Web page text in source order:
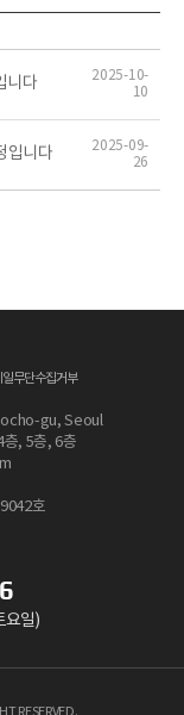
니다
2025-10-
10
입니다
2025-09-
26
일무단수집거부
gu, Seoul
층, 5층, 6층
호
요일)